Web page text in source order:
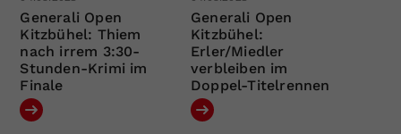
Generali Open
Kitzbühel: Thiem
nach irrem 3:30-
Stunden-Krimi im
Finale
Generali Open
Kitzbühel:
Erler/Miedler
verbleiben im
Doppel-Titelrennen